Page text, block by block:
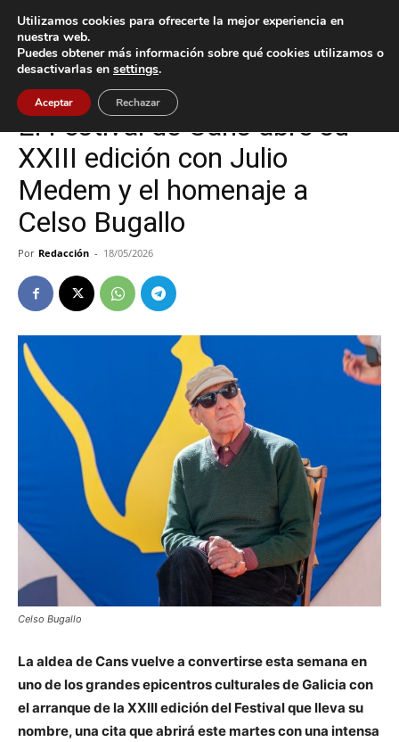
Inicio Cultura / Ocio
Cultura / Ocio O Porriño
El Festival de Cans abre su
XXIII edición con Julio
Medem y el homenaje a
Celso Bugallo
Por Redacción - 18/05/2026
Celso Bugallo
La aldea de Cans vuelve a convertirse esta semana en
uno de los grandes epicentros culturales de Galicia con
el arranque de la XXIII edición del Festival que lleva su
nombre, una cita que abrirá este martes con una intensa
Utilizamos cookies para ofrecerte la mejor experiencia en
nuestra web.
Puedes obtener más información sobre qué cookies utilizamos o
desactivarlas en settings.
Aceptar Rechazar